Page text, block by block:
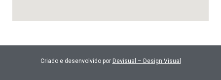
Criado e desenvolvido por Devisual – Design Visual